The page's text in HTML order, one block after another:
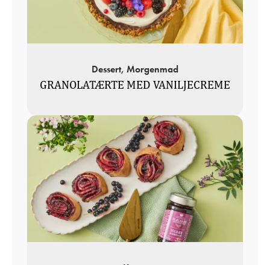
Dessert, Morgenmad
GRANOLATÆRTE MED VANILJECREME